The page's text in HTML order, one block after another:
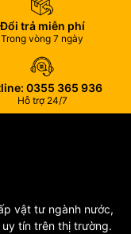
Đổi trả miễn phí
Trong vòng 7 ngày
0355 365 936
Hỗ trợ 24/7
vật tư ngành nước,
tín trên thị trường.